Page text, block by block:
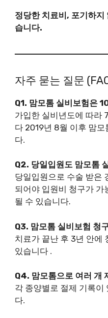
정당한 치료비, 포기하지
습니다.
자주 묻는 질문
Q1. 맘모톰 실비보험은
가입한 실비년도에 따라
다 2019년 8월 이후 맘
다.
Q2. 당일입원도 맘모톰
당일입원으로 수술 받은
되어야 입원비 청구가 가
될 수 있습니다.
Q3. 맘모톰 실비보험 청
치료가 끝난 후 3년 안에
있습니다 .
Q4. 맘모톰으로 여러 개
각 종양별로 절제 기록이
다.